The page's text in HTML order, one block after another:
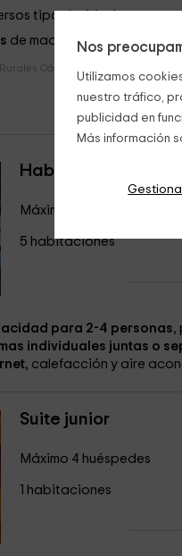
Nos
Utilizamos
nuestro tráfico,
publicidad en
Más información
tipo de árboles.
de madera donde podreos
Cáceres
Habitación doble
Máximo 4 huéspedes
5 habitaciones
para 2-4 personas,
individuales juntas o
, calefacción y aire
Suite junior
Máximo 4 huéspedes
1 habitaciones